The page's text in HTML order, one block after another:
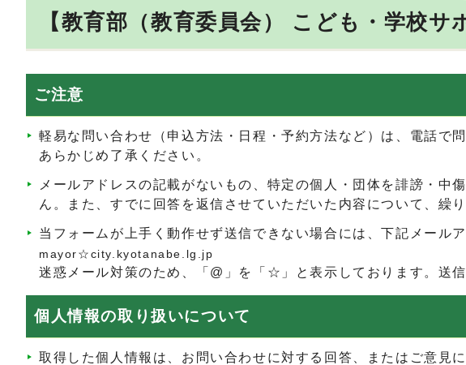
【教育部（教育委員会） こども・学校
ご注意
軽易な問い合わせ（申込方法・日程・予約方法など）は、電話で
あらかじめ了承ください。
メールアドレスの記載がないもの、特定の個人・団体を誹謗・
ん。また、すでに回答を返信させていただいた内容について、繰
当フォームが上手く動作せず送信できない場合には、下記メール
mayor☆city.kyotanabe.lg.jp
迷惑メール対策のため、「@」を「☆」と表示しております。送
個人情報の取り扱いについて
取得した個人情報は、お問い合わせに対する回答、またはご意見